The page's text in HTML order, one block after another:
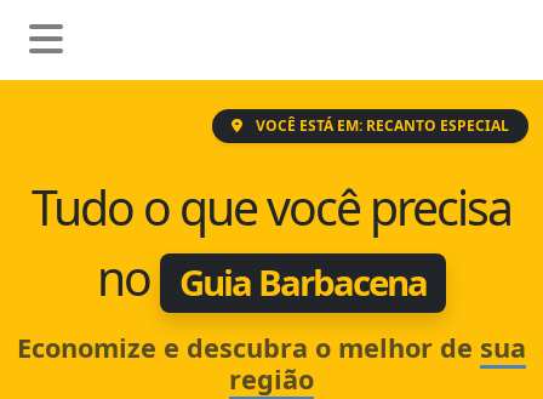
VOCÊ ESTÁ EM: RECANTO ESPECIAL
Tudo o que você precisa
no
Guia Barbacena
Economize e descubra o melhor de sua
região